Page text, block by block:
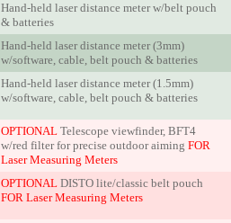
Hand-held laser distance meter w/belt pouch
& batteries
Hand-held laser distance meter (3mm)
w/software, cable, belt pouch & batteries
Hand-held laser distance meter (1.5mm)
w/software, cable, belt pouch & batteries
OPTIONAL Telescope viewfinder, BFT4
w/red filter for precise outdoor aiming FOR
Laser Measuring Meters
OPTIONAL DISTO lite/classic belt pouch
FOR Laser Measuring Meters